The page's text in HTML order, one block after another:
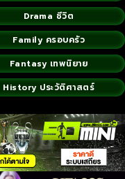
Drama ชีวิต
Family ครอบครัว
Fantasy เทพนิยาย
History ประวัติศาสตร์